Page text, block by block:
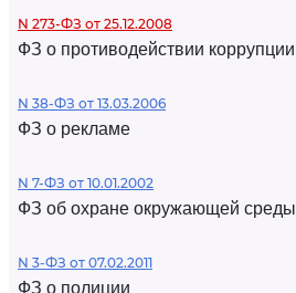
N 273-ФЗ от 25.12.2008
ФЗ о противодействии коррупции
N 38-ФЗ от 13.03.2006
ФЗ о рекламе
N 7-ФЗ от 10.01.2002
ФЗ об охране окружающей среды
N 3-ФЗ от 07.02.2011
ФЗ о полиции